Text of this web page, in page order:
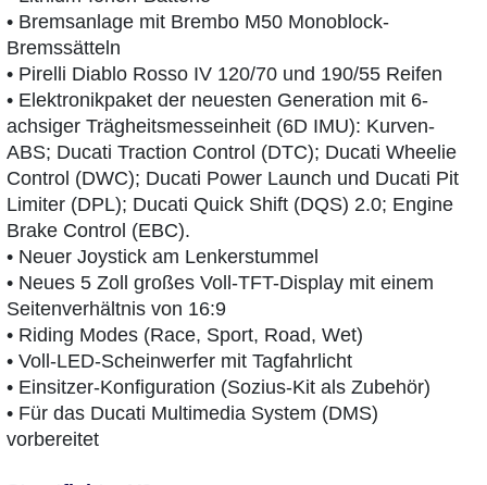
• Bremsanlage mit Brembo M50 Monoblock-
Bremssätteln
• Pirelli Diablo Rosso IV 120/70 und 190/55 Reifen
• Elektronikpaket der neuesten Generation mit 6-
achsiger Trägheitsmesseinheit (6D IMU): Kurven-
ABS; Ducati Traction Control (DTC); Ducati Wheelie
Control (DWC); Ducati Power Launch und Ducati Pit
Limiter (DPL); Ducati Quick Shift (DQS) 2.0; Engine
Brake Control (EBC).
• Neuer Joystick am Lenkerstummel
• Neues 5 Zoll großes Voll-TFT-Display mit einem
Seitenverhältnis von 16:9
• Riding Modes (Race, Sport, Road, Wet)
• Voll-LED-Scheinwerfer mit Tagfahrlicht
• Einsitzer-Konfiguration (Sozius-Kit als Zubehör)
• Für das Ducati Multimedia System (DMS)
vorbereitet